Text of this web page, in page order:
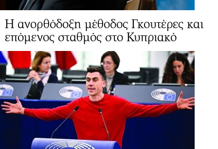
Η ανορθόδοξη μέθοδος Γκουτέρες και
επόμενος σταθμός στο Κυπριακό